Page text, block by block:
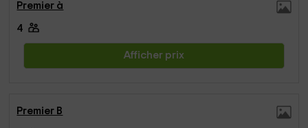
Premier à
4
Afficher prix
Premier B